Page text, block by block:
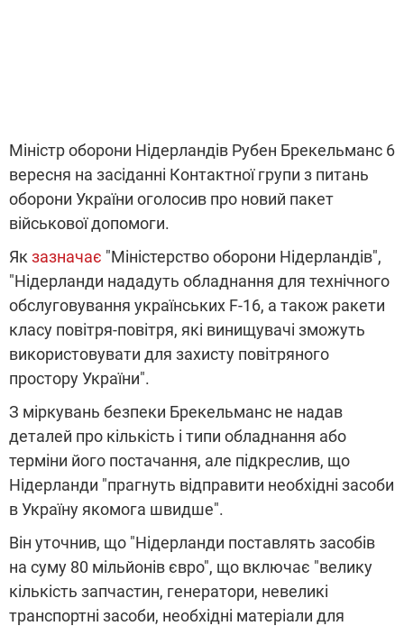
Міністр оборони Нідерландів Рубен Брекельманс 6
вересня на засіданні Контактної групи з питань
оборони України оголосив про новий пакет
військової допомоги.
Як зазначає "Міністерство оборони Нідерландів",
"Нідерланди нададуть обладнання для технічного
обслуговування українських F-16, а також ракети
класу повітря-повітря, які винищувачі зможуть
використовувати для захисту повітряного
простору України".
З міркувань безпеки Брекельманс не надав
деталей про кількість і типи обладнання або
терміни його постачання, але підкреслив, що
Нідерланди "прагнуть відправити необхідні засоби
в Україну якомога швидше".
Він уточнив, що "Нідерланди поставлять засобів
на суму 80 мільйонів євро", що включає "велику
кількість запчастин, генератори, невеликі
транспортні засоби, необхідні матеріали для